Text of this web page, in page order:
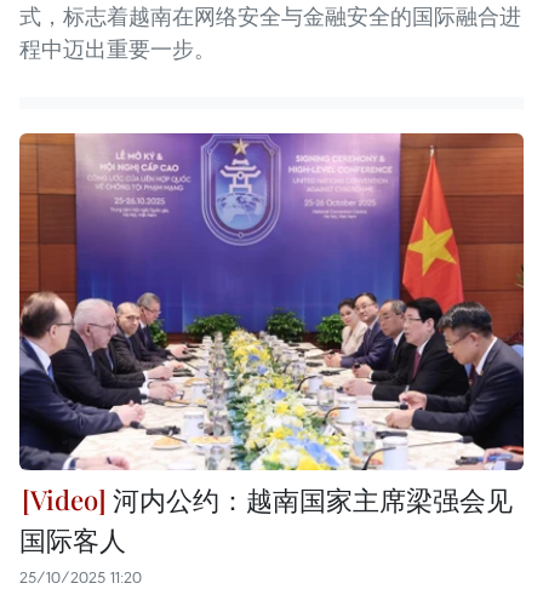
式，标志着越南在网络安全与金融安全的国际融合进
程中迈出重要一步。
河内公约：越南国家主席梁强会见
国际客人
25/10/2025 11:20